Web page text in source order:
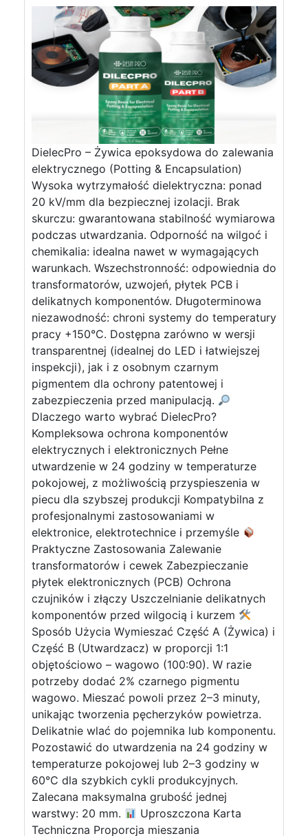
DielecPro – Żywica epoksydowa do zalewania
elektrycznego (Potting & Encapsulation)
Wysoka wytrzymałość dielektryczna: ponad
20 kV/mm dla bezpiecznej izolacji. Brak
skurczu: gwarantowana stabilność wymiarowa
podczas utwardzania. Odporność na wilgoć i
chemikalia: idealna nawet w wymagających
warunkach. Wszechstronność: odpowiednia do
transformatorów, uzwojeń, płytek PCB i
delikatnych komponentów. Długoterminowa
niezawodność: chroni systemy do temperatury
pracy +150°C. Dostępna zarówno w wersji
transparentnej (idealnej do LED i łatwiejszej
inspekcji), jak i z osobnym czarnym
pigmentem dla ochrony patentowej i
zabezpieczenia przed manipulacją.
Dlaczego warto wybrać DielecPro?
Kompleksowa ochrona komponentów
elektrycznych i elektronicznych Pełne
utwardzenie w 24 godziny w temperaturze
pokojowej, z możliwością przyspieszenia w
piecu dla szybszej produkcji Kompatybilna z
profesjonalnymi zastosowaniami w
elektronice, elektrotechnice i przemyśle
Praktyczne Zastosowania Zalewanie
transformatorów i cewek Zabezpieczanie
płytek elektronicznych (PCB) Ochrona
czujników i złączy Uszczelnianie delikatnych
komponentów przed wilgocią i kurzem
Sposób Użycia Wymieszać Część A (Żywica) i
Część B (Utwardzacz) w proporcji 1:1
objętościowo – wagowo (100:90). W razie
potrzeby dodać 2% czarnego pigmentu
wagowo. Mieszać powoli przez 2–3 minuty,
unikając tworzenia pęcherzyków powietrza.
Delikatnie wlać do pojemnika lub komponentu.
Pozostawić do utwardzenia na 24 godziny w
temperaturze pokojowej lub 2–3 godziny w
60°C dla szybkich cykli produkcyjnych.
Zalecana maksymalna grubość jednej
warstwy: 20 mm.
Uproszczona Karta
Techniczna Proporcja mieszania